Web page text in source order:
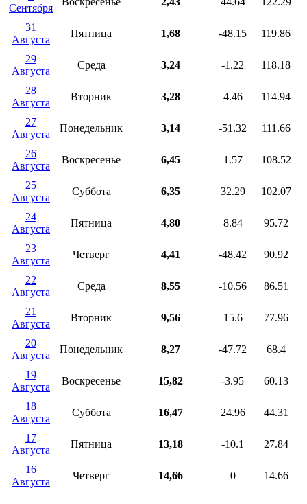
Сентября
31
Августа
Пятница 1,68 -48.15 119.86
29
Августа
Среда 3,24 -1.22 118.18
28
Августа
Вторник 3,28 4.46 114.94
27
Августа
Понедельник 3,14 -51.32 111.66
26
Августа
Воскресенье 6,45 1.57 108.52
25
Августа
Суббота 6,35 32.29 102.07
24
Августа
Пятница 4,80 8.84 95.72
23
Августа
Четверг 4,41 -48.42 90.92
22
Августа
Среда 8,55 -10.56 86.51
21
Августа
Вторник 9,56 15.6 77.96
20
Августа
Понедельник 8,27 -47.72 68.4
19
Августа
Воскресенье 15,82 -3.95 60.13
18
Августа
Суббота 16,47 24.96 44.31
17
Августа
Пятница 13,18 -10.1 27.84
16
Августа
Четверг 14,66 0 14.66